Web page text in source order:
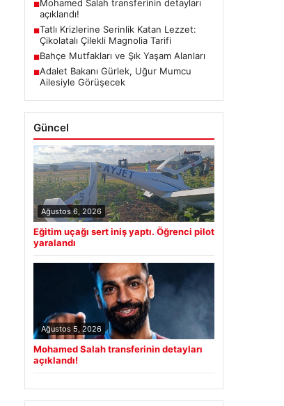
■Mohamed Salah transferinin detayları
açıklandı!
■Tatlı Krizlerine Serinlik Katan Lezzet:
Çikolatalı Çilekli Magnolia Tarifi
■Bahçe Mutfakları ve Şık Yaşam Alanları
■Adalet Bakanı Gürlek, Uğur Mumcu
Ailesiyle Görüşecek
Güncel
Ağustos 6, 2026
Eğitim uçağı sert iniş yaptı. Öğrenci pilot
yaralandı
Ağustos 5, 2026
Mohamed Salah transferinin detayları
açıklandı!